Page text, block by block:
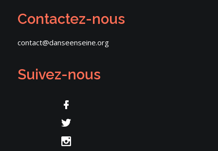
Contactez-nous
contact@danseenseine.org
Suivez-nous